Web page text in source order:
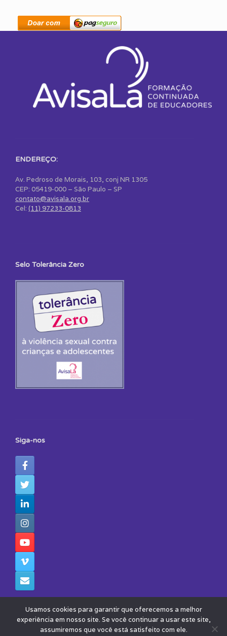
ENDEREÇO:
Av. Pedroso de Morais, 103, conj NR 1305
CEP: 05419-000 – São Paulo – SP
contato@avisala.org.br
Cel: (11) 97233-0813
Selo Tolerância Zero
Siga-nos
© 2026 - Todos os Direitos Reservados - Instituto Avisa Lá Theme by
Usamos cookies para garantir que oferecemos a melhor
experiência em nosso site. Se você continuar a usar este site,
assumiremos que você está satisfeito com ele.